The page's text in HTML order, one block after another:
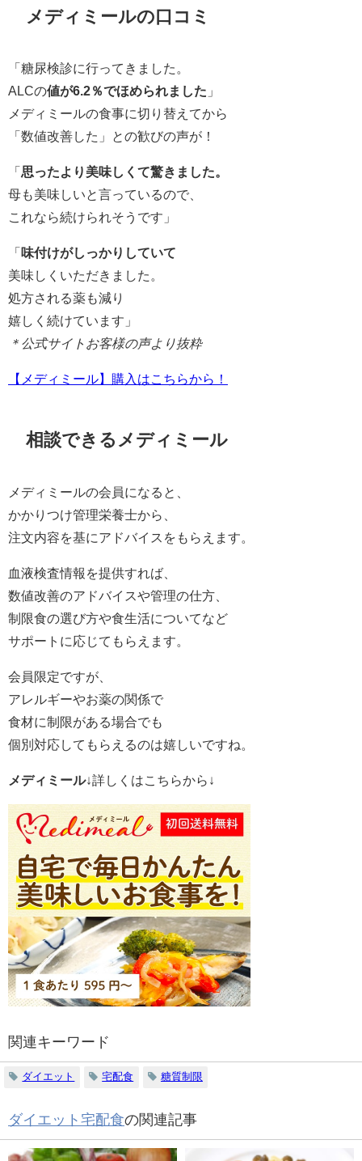
メディミールの口コミ
「糖尿検診に行ってきました。
ALCの値が6.2％でほめられました 」
メディミールの食事に切り替えてから
「数値改善した」との歓びの声が！
「 思ったより美味しくて驚きました。
母も美味しいと言っているので、
これなら続けられそうです」
「 味付けがしっかりしていて
美味しくいただきました。
処方される薬も減り
嬉しく続けています」
＊公式サイトお客様の声より抜粋
【メディミール】購入はこちらから！
相談できるメディミール
メディミールの会員になると、
かかりつけ管理栄養士から、
注文内容を基にアドバイスをもらえます。
血液検査情報を提供すれば、
数値改善のアドバイスや管理の仕方、
制限食の選び方や食生活についてなど
サポートに応じてもらえます。
会員限定ですが、
アレルギーやお薬の関係で
食材に制限がある場合でも
個別対応してもらえるのは嬉しいですね。
メディミール↓詳しくはこちらから↓
関連キーワード
ダイエット 宅配食 糖質制限
ダイエット宅配食の関連記事